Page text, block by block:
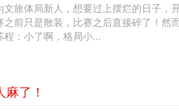
旅体局新人，想要过上摆烂的日子，
前只是散装，比赛之后直接碎了！然
：小了啊，格局小...
了！